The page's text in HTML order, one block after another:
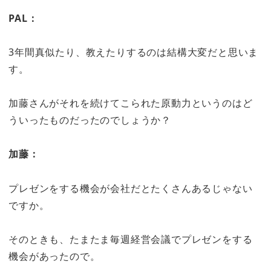
PAL：
3年間真似たり、教えたりするのは結構大変だと思いま
す。
加藤さんがそれを続けてこられた原動力というのはど
ういったものだったのでしょうか？
加藤：
プレゼンをする機会が会社だとたくさんあるじゃない
ですか。
そのときも、たまたま毎週経営会議でプレゼンをする
機会があったので。